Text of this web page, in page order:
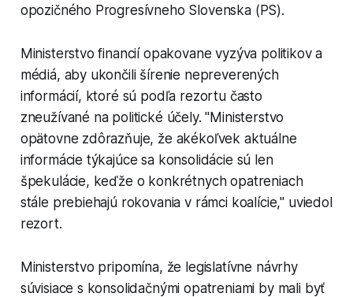
opozičného Progresívneho Slovenska (PS).
Ministerstvo financií opakovane vyzýva politikov a
médiá, aby ukončili šírenie nepreverených
informácií, ktoré sú podľa rezortu často
zneužívané na politické účely. "Ministerstvo
opätovne zdôrazňuje, že akékoľvek aktuálne
informácie týkajúce sa konsolidácie sú len
špekulácie, keďže o konkrétnych opatreniach
stále prebiehajú rokovania v rámci koalície," uviedol
rezort.
Ministerstvo pripomína, že legislatívne návrhy
súvisiace s konsolidačnými opatreniami by mali byť